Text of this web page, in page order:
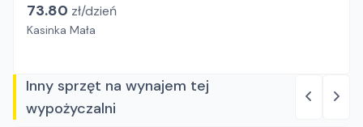
73.80 zł/dzień
Kasinka Mała
Inny sprzęt na wynajem tej
wypożyczalni